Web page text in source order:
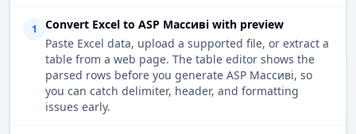
1
Convert Excel to ASP Массиві with preview
Paste Excel data, upload a supported file, or extract a
table from a web page. The table editor shows the
parsed rows before you generate ASP Массиві, so
you can catch delimiter, header, and formatting
issues early.